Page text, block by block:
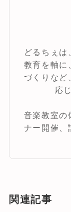
どるちぇは
教育を軸に
づくりなど
応
音楽教室の
ナー開催、
関連記事